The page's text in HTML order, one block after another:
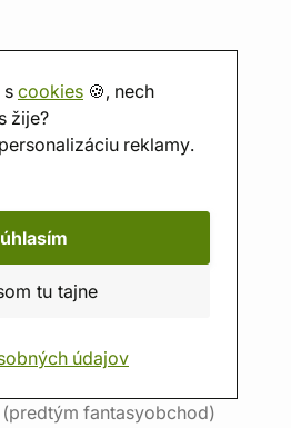
s cookies 🍪, nech
žije?
reklamy.
tu tajne
údajov
fantasyobchod)